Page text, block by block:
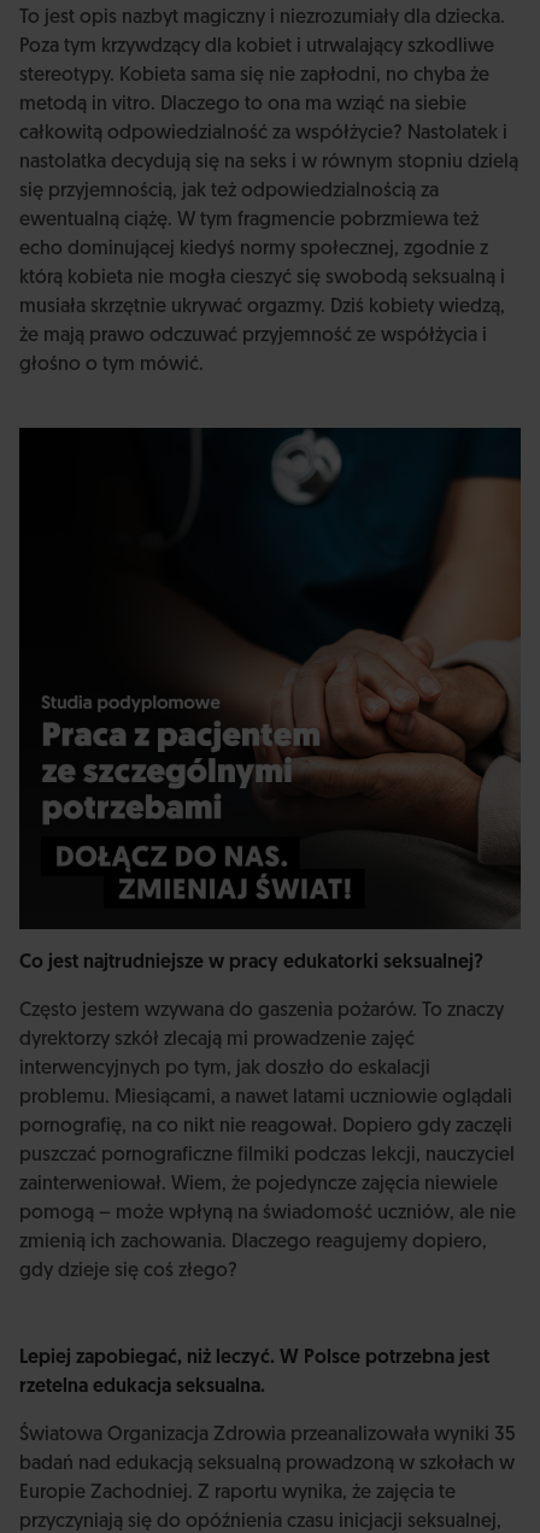
To jest opis nazbyt magiczny i niezrozumiały dla dziecka.
Poza tym krzywdzący dla kobiet i utrwalający szkodliwe
stereotypy. Kobieta sama się nie zapłodni, no chyba że
metodą in vitro. Dlaczego to ona ma wziąć na siebie
całkowitą odpowiedzialność za współżycie? Nastolatek i
nastolatka decydują się na seks i w równym stopniu dzielą
się przyjemnością, jak też odpowiedzialnością za
ewentualną ciążę. W tym fragmencie pobrzmiewa też
echo dominującej kiedyś normy społecznej, zgodnie z
którą kobieta nie mogła cieszyć się swobodą seksualną i
musiała skrzętnie ukrywać orgazmy. Dziś kobiety wiedzą,
że mają prawo odczuwać przyjemność ze współżycia i
głośno o tym mówić.
Co jest najtrudniejsze w pracy edukatorki seksualnej?
Często jestem wzywana do gaszenia pożarów. To znaczy
dyrektorzy szkół zlecają mi prowadzenie zajęć
interwencyjnych po tym, jak doszło do eskalacji
problemu. Miesiącami, a nawet latami uczniowie oglądali
pornografię, na co nikt nie reagował. Dopiero gdy zaczęli
puszczać pornograficzne filmiki podczas lekcji, nauczyciel
zainterweniował. Wiem, że pojedyncze zajęcia niewiele
pomogą – może wpłyną na świadomość uczniów, ale nie
zmienią ich zachowania. Dlaczego reagujemy dopiero,
gdy dzieje się coś złego?
Lepiej zapobiegać, niż leczyć. W Polsce potrzebna jest
rzetelna edukacja seksualna.
Światowa Organizacja Zdrowia przeanalizowała wyniki 35
badań nad edukacją seksualną prowadzoną w szkołach w
Europie Zachodniej. Z raportu wynika, że zajęcia te
przyczyniają się do opóźnienia czasu inicjacji seksualnej,